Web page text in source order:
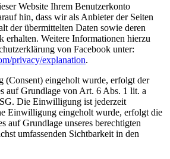
Website Ihrem Benutzerkonto
hin, dass wir als Anbieter der Seiten
der übermittelten Daten sowie deren
erhalten. Weitere Informationen hierzu
von Facebook unter:
privacy/explanation.
(Consent) eingeholt wurde, erfolgt der
auf Grundlage von Art. 6 Abs. 1 lit. a
Die Einwilligung ist jederzeit
Einwilligung eingeholt wurde, erfolgt die
auf Grundlage unseres berechtigten
umfassenden Sichtbarkeit in den